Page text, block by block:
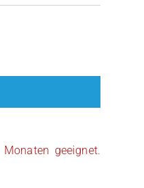
geeignet.